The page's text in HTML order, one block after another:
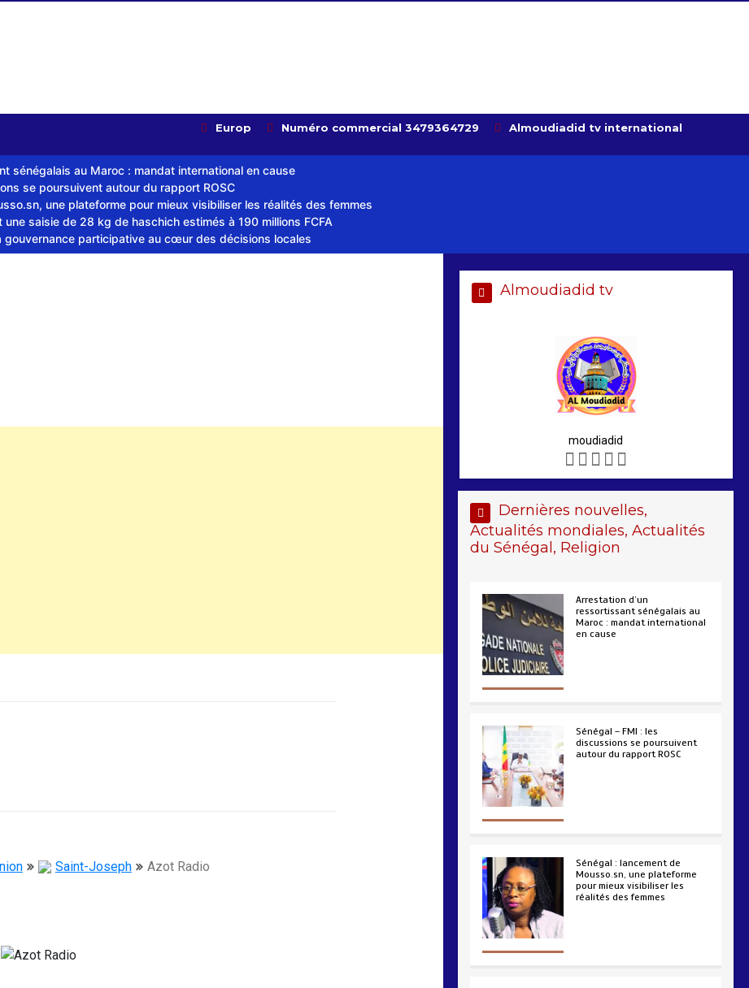
Europ Numéro commercial 3479364729 Almoudiadid tv international
sénégalais au Maroc : mandat international en cause
se poursuivent autour du rapport ROSC
une plateforme pour mieux visibiliser les réalités des femmes
une saisie de 28 kg de haschich estimés à 190 millions FCFA
gouvernance participative au cœur des décisions locales
Saint-Joseph Azot Radio
Almoudiadid tv
moudiadid
Dernières nouvelles,
Actualités mondiales, Actualités
du Sénégal, Religion
Arrestation d’un
ressortissant sénégalais au
Maroc : mandat international
en cause
Sénégal – FMI : les
discussions se poursuivent
autour du rapport ROSC
Sénégal : lancement de
Mousso.sn, une plateforme
pour mieux visibiliser les
réalités des femmes